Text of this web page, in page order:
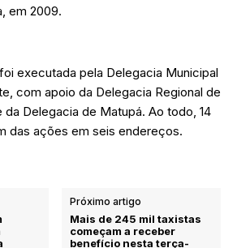
em 2009.
executada pela Delegacia Municipal
com apoio da Delegacia Regional de
da Delegacia de Matupá. Ao todo, 14
das ações em seis endereços.
Próximo artigo
Mais de 245 mil taxistas
começam a receber
benefício nesta terça-